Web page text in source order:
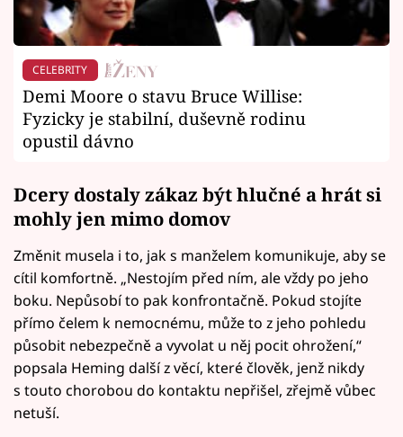
CELEBRITY
Demi Moore o stavu Bruce Willise:
Fyzicky je stabilní, duševně rodinu
opustil dávno
Dcery dostaly zákaz být hlučné a hrát si
mohly jen mimo domov
Změnit musela i to, jak s manželem komunikuje, aby se
cítil komfortně. „Nestojím před ním, ale vždy po jeho
boku. Nepůsobí to pak konfrontačně. Pokud stojíte
přímo čelem k nemocnému, může to z jeho pohledu
působit nebezpečně a vyvolat u něj pocit ohrožení,“
popsala Heming další z věcí, které člověk, jenž nikdy
s touto chorobou do kontaktu nepřišel, zřejmě vůbec
netuší.